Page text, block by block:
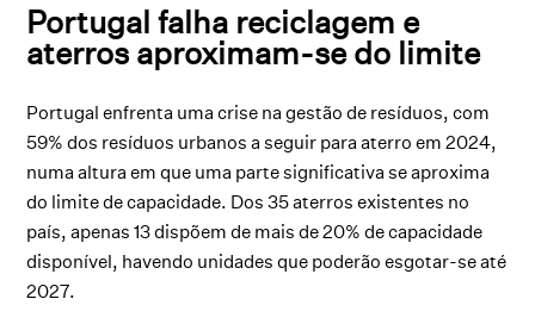
Portugal falha reciclagem e
aterros aproximam-se do limite
Portugal enfrenta uma crise na gestão de resíduos, com
59% dos resíduos urbanos a seguir para aterro em 2024,
numa altura em que uma parte significativa se aproxima
do limite de capacidade. Dos 35 aterros existentes no
país, apenas 13 dispõem de mais de 20% de capacidade
disponível, havendo unidades que poderão esgotar-se até
2027.